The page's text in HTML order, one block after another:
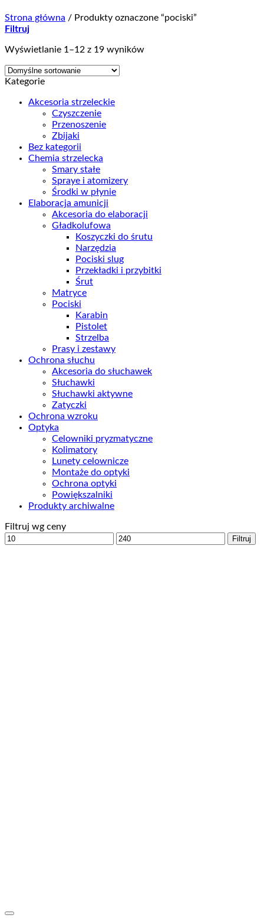
Strona główna / Produkty oznaczone “pociski”
Filtruj
Wyświetlanie 1–12 z 19 wyników
Kategorie
Akcesoria strzeleckie
Czyszczenie
Przenoszenie
Zbijaki
Bez kategorii
Chemia strzelecka
Smary stałe
Spraye i atomizery
Środki w płynie
Elaboracja amunicji
Akcesoria do elaboracji
Gładkolufowa
Koszyczki do śrutu
Narzędzia
Pociski slug
Przekładki i przybitki
Śrut
Matryce
Pociski
Karabin
Pistolet
Strzelba
Prasy i zestawy
Ochrona słuchu
Akcesoria do słuchawek
Słuchawki
Słuchawki aktywne
Zatyczki
Ochrona wzroku
Optyka
Celowniki pryzmatyczne
Kolimatory
Lunety celownicze
Montaże do optyki
Ochrona optyki
Powiększalniki
Produkty archiwalne
Filtruj wg ceny
Cena
Cena
Filtruj